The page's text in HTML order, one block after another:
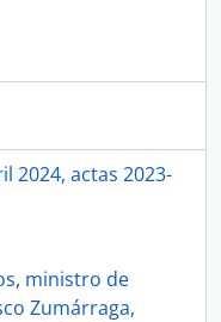
2024, actas 2023-
ministro de
Zumárraga,